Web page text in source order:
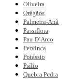
Oliveira
Orégãos
Palmeira-Anã
Passiflora
Pau D’Arco
Pervinca
Potássio
Psílio
Quebra Pedra